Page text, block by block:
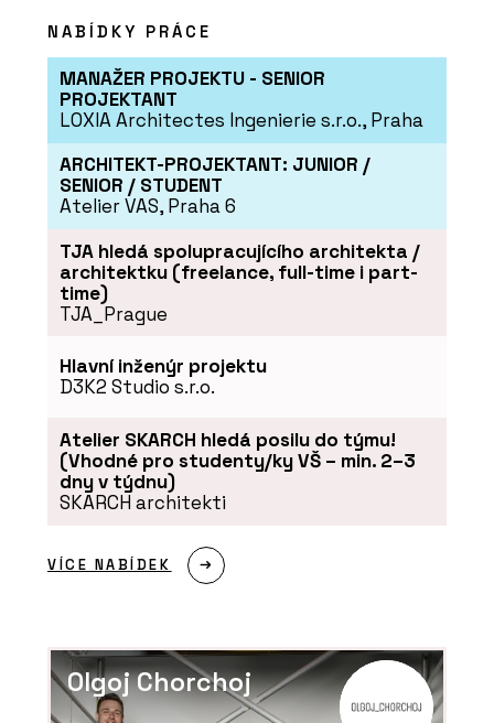
SLUŽBY
Pronájem rostlin s péčí -
Jungle Interiors
Jungle Interiors
NABÍDKY PRÁCE
MANAŽER PROJEKTU - SENIOR
PROJEKTANT
LOXIA Architectes Ingenierie s.r.o., Praha
ARCHITEKT-PROJEKTANT: JUNIOR /
SENIOR / STUDENT
Atelier VAS, Praha 6
TJA hledá spolupracujícího architekta /
architektku (freelance, full-time i part-
time)
TJA_Prague
Hlavní inženýr projektu
D3K2 Studio s.r.o.
Atelier SKARCH hledá posilu do týmu!
(Vhodné pro studenty/ky VŠ – min. 2–3
dny v týdnu)
SKARCH architekti
VÍCE NABÍDEK
Olgoj Chorchoj